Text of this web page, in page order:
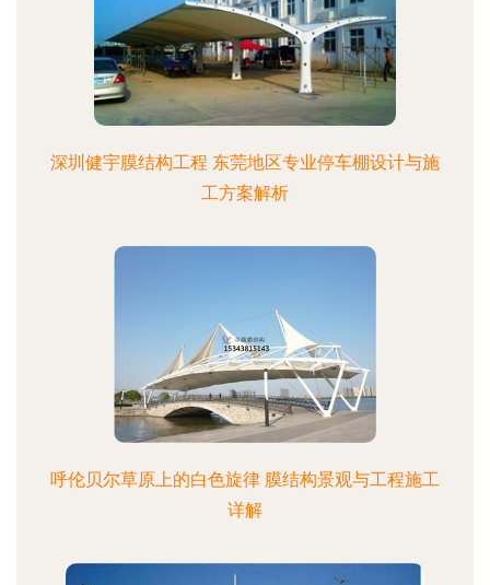
深圳健宇膜结构工程 东莞地区专业停车棚设计与施
工方案解析
呼伦贝尔草原上的白色旋律 膜结构景观与工程施工
详解